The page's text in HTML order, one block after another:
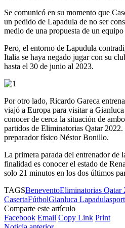
Se comunicó en su momento que
un pedido de Lapadula de no ser
medio de una propuesta de un
Pero, el entorno de Lapudula
Italia se haya negado jugar con su
hasta el 30 de junio al 2023.
Por otro lado, Ricardo Gareca
viajó a Europa para visitar a
conocer de cerca la situación de
partidos de Eliminatorias Qatar
preparador físico Néstor Bonillo.
La primera parada del entrenador de
finalidad es conocer el estado de
solo 21 minutos en los dos últimos
TAGSBeneventoEliminatorias Qatar
CasertaFútbolGianluca Lapadulasport
Comparte este artículo
Facebook Email Copy Link Print